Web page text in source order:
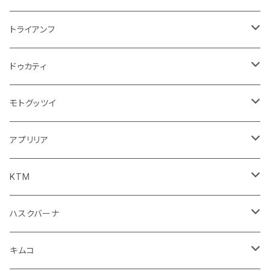
携帯・スマホホルダー
ステッカー
ダッシュボード
外装系
スポイラー系
シートカバー
その他
オイル系
その他
フロントガラス回り
ワイパー
リアガラス回り
ライト系
フォグランプ
ミラー系
足回り
サスペンション
ミラー
ブレーキ系
クラッチブレーキレバー
駆動系
その他
フェンダー系
足回り
サスペンション
ハンドル系
足回り
サスペンション
タンク系
キャップ
ブレーキ系
ブレーキ・クラッチレバー
ミラー
トライアンフ
ミラー
ドゥカティ
ミラー
その他
ブレーキ系
ブレーキクラッチレバー
フェンダー系
モトグッツイ
ミラー
アプリリア
ミラー
ブレーキ系
クラッチブレーキレバー
フェンダー系
KTM
ミラー
ハスクバーナ
ミラー
キムコ